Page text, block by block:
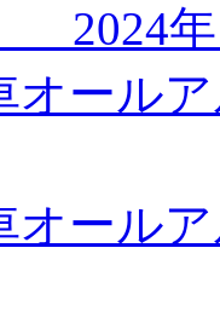
2024年
オール
オール